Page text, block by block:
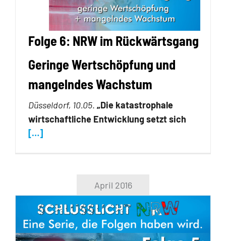
Folge 6: NRW im Rückwärtsgang
Geringe Wertschöpfung und
mangelndes Wachstum
Düsseldorf, 10.05. „Die katastrophale
wirtschaftliche Entwicklung setzt sich
[…]
April 2016